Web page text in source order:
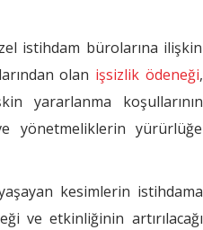
istihdam bürolarına ilişkin
olan işsizlik ödeneği,
yararlanma koşullarının
yönetmeliklerin yürürlüğe
kesimlerin istihdama
ve etkinliğinin artırılacağı